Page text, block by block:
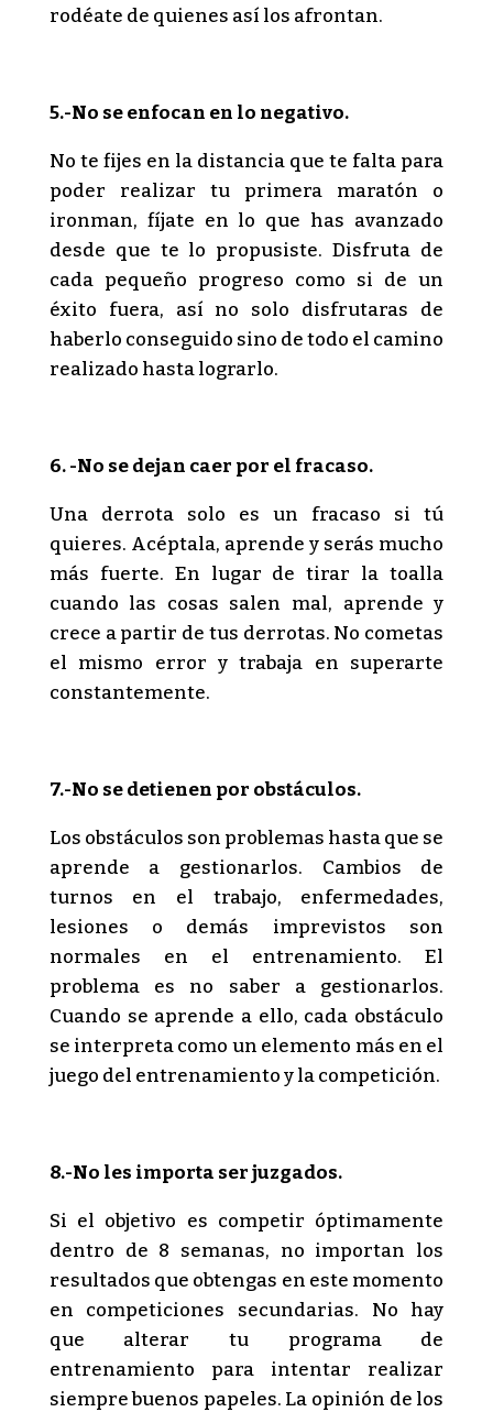
rodéate de quienes así los afrontan.
5.-No se enfocan en lo negativo.
No te fijes en la distancia que te falta para
poder realizar tu primera maratón o
ironman, fíjate en lo que has avanzado
desde que te lo propusiste. Disfruta de
cada pequeño progreso como si de un
éxito fuera, así no solo disfrutaras de
haberlo conseguido sino de todo el camino
realizado hasta lograrlo.
6. -No se dejan caer por el fracaso.
Una derrota solo es un fracaso si tú
quieres. Acéptala, aprende y serás mucho
más fuerte. En lugar de tirar la toalla
cuando las cosas salen mal, aprende y
crece a partir de tus derrotas. No cometas
el mismo error y trabaja en superarte
constantemente.
7.-No se detienen por obstáculos.
Los obstáculos son problemas hasta que se
aprende a gestionarlos. Cambios de
turnos en el trabajo, enfermedades,
lesiones o demás imprevistos son
normales en el entrenamiento. El
problema es no saber a gestionarlos.
Cuando se aprende a ello, cada obstáculo
se interpreta como un elemento más en el
juego del entrenamiento y la competición.
8.-No les importa ser juzgados.
Si el objetivo es competir óptimamente
dentro de 8 semanas, no importan los
resultados que obtengas en este momento
en competiciones secundarias. No hay
que alterar tu programa de
entrenamiento para intentar realizar
siempre buenos papeles. La opinión de los